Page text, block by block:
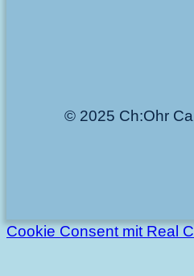
© 2025 Ch:Ohr
Cookie Consent mit Real